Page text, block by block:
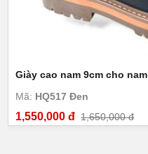
Giày cao nam 9cm cho nam
Mã: HQ517 Đen
1,550,000 đ 1,650,000 đ